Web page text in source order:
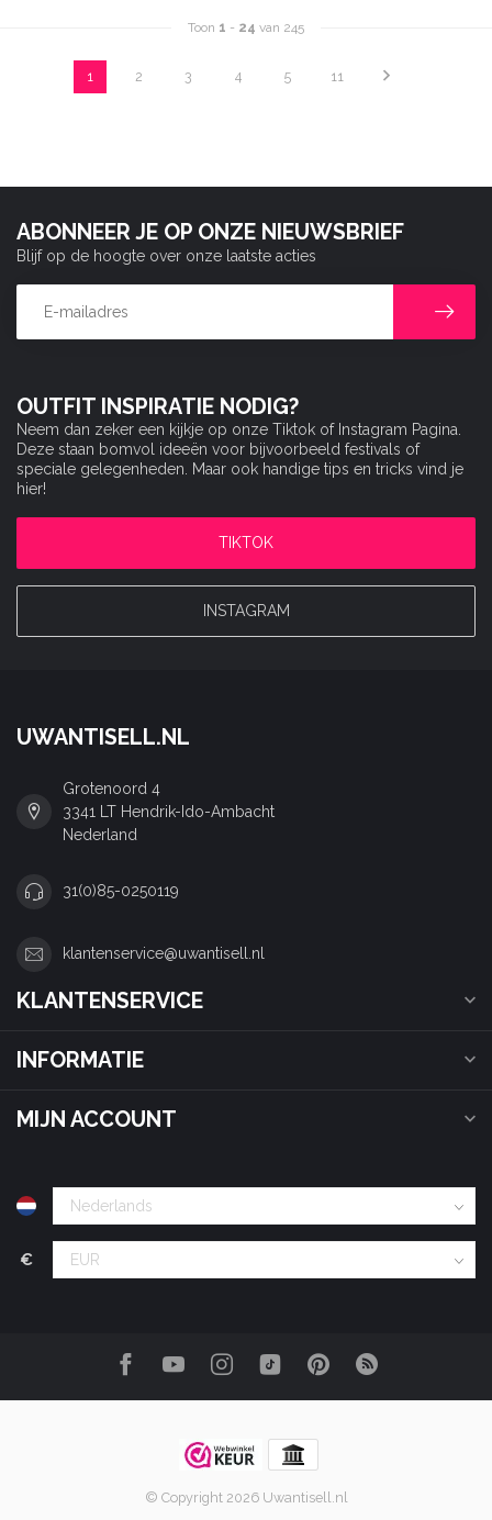
Toon 1 - 24 van 245
1 2 3 4 5 11
OUTFIT INSPIRATIE NODIG?
Neem dan zeker een kijkje op onze Tiktok of Instagram Pagina.
Deze staan bomvol ideeën voor bijvoorbeeld festivals of
speciale gelegenheden. Maar ook handige tips en tricks vind je
hier!
TIKTOK
INSTAGRAM
ABONNEER JE OP ONZE NIEUWSBRIEF
Blijf op de hoogte over onze laatste acties
UWANTISELL.NL
Grotenoord 4
3341 LT Hendrik-Ido-Ambacht
Nederland
31(0)85-0250119
klantenservice@uwantisell.nl
KLANTENSERVICE
INFORMATIE
MIJN ACCOUNT
€
© Copyright 2026 Uwantisell.nl